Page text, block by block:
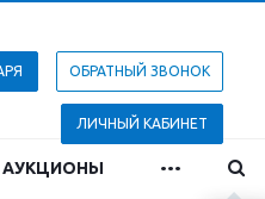
ОБРАТНЫЙ ЗВОНОК
ЛИЧНЫЙ КАБИНЕТ
АУКЦИОНЫ ...